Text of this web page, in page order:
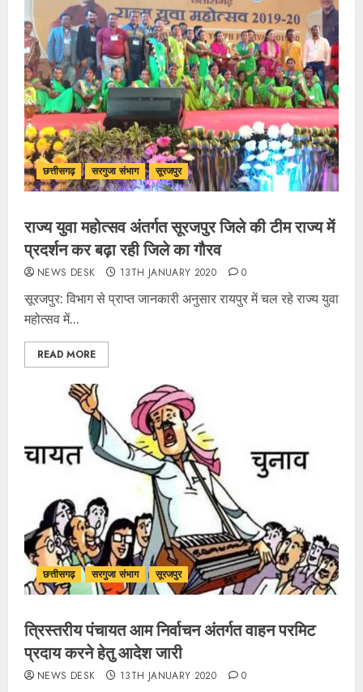
छत्तीसगढ़ सरगुजा संभाग सूरजपुर
राज्य युवा महोत्सव अंतर्गत सूरजपुर जिले की टीम राज्य में
प्रदर्शन कर बढ़ा रही जिले का गौरव
NEWS DESK 13TH JANUARY 2020 0
सूरजपुर: विभाग से प्राप्त जानकारी अनुसार रायपुर में चल रहे राज्य युवा
महोत्सव में...
READ MORE
छत्तीसगढ़ सरगुजा संभाग सूरजपुर
त्रिस्तरीय पंचायत आम निर्वाचन अंतर्गत वाहन परमिट
प्रदाय करने हेतु आदेश जारी
NEWS DESK 13TH JANUARY 2020 0